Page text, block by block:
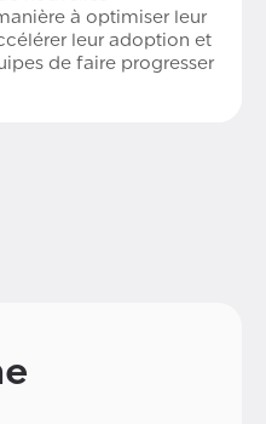
à optimiser leur
leur adoption et
de faire progresser